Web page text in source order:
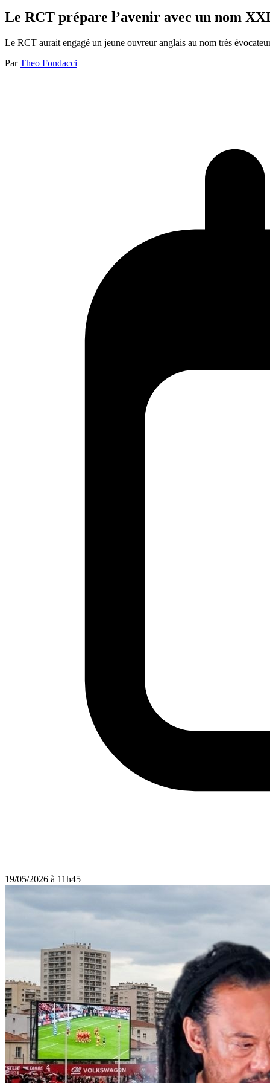
Le RCT prépare l’avenir avec un nom
Le RCT aurait engagé un jeune ouvreur anglais au nom très
Par Theo Fondacci
19/05/2026 à 11h45